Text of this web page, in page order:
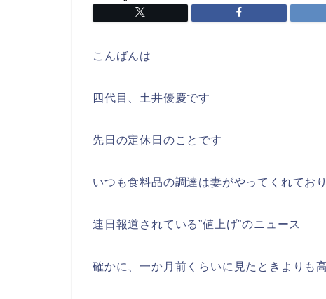
こんばんは
四代目、土井優慶です
先日の定休日のことです
いつも食料品の調達は妻がやってくれてお
連日報道されている”値上げ”のニュース
確かに、一か月前くらいに見たときよりも